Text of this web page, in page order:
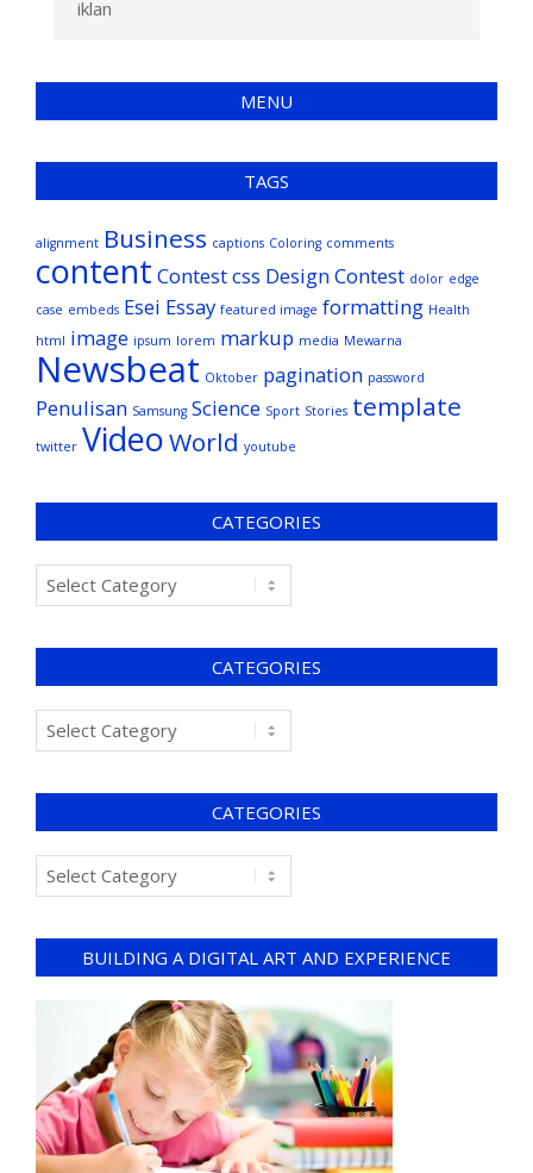
iklan
MENU
TAGS
alignment Business captions Coloring comments
content Contestcss Design Contest dolor edge
case embeds Esei Essay featured image formatting Health
html image ipsum lorem markup media Mewarna
Newsbeat Oktober pagination password
Penulisan Samsung Science Sport Stories template
twitter VideoWorld youtube
CATEGORIES
CATEGORIES
CATEGORIES
BUILDING A DIGITAL ART AND EXPERIENCE